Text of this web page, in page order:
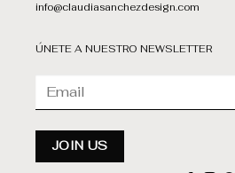
info@claudiasanchezdesign.com
ÚNETE A NUESTRO NEWSLETTER